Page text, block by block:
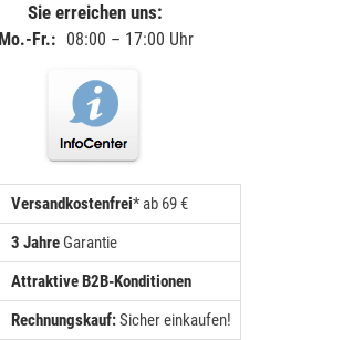
Sie erreichen uns:
Mo.-Fr.: 08:00 – 17:00 Uhr
Versandkostenfrei* ab 69 €
3 JahreGarantie
Attraktive B2B-Konditionen
Rechnungskauf:Sicher einkaufen!